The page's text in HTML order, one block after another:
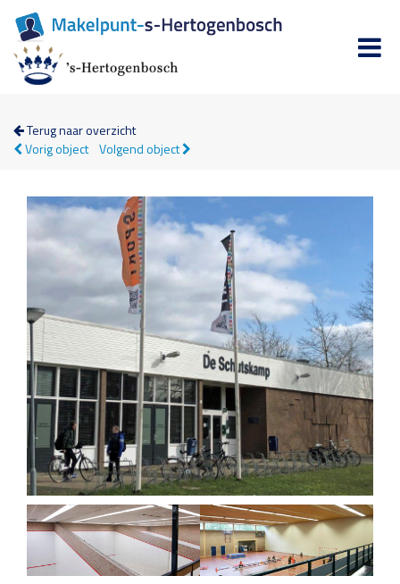
Terug naar overzicht
Vorig object Volgend object